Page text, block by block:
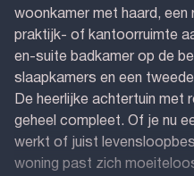
woonkamer met haard, een
praktijk- of kantoorruimte
en-suite badkamer op de
slaapkamers en een
De heerlijke achtertuin met
geheel compleet. Of je nu
werkt of juist
woning past zich